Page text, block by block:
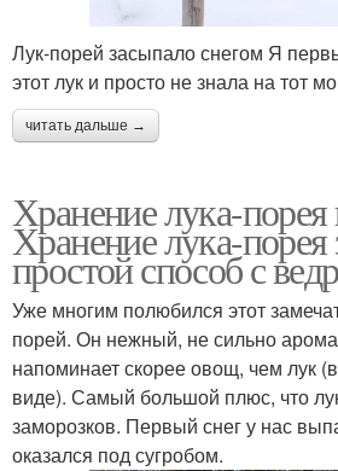
Лук-порей засыпало снегом Я
этот лук и просто не знала на тот
читать дальше →
Хранение лука-порея
Хранение лука-
простой способ с
Уже многим полюбился этот
порей. Он нежный, не сильно
напоминает скорее овощ, чем лук
виде). Самый большой плюс, что
заморозков. Первый снег у нас
оказался под сугробом.